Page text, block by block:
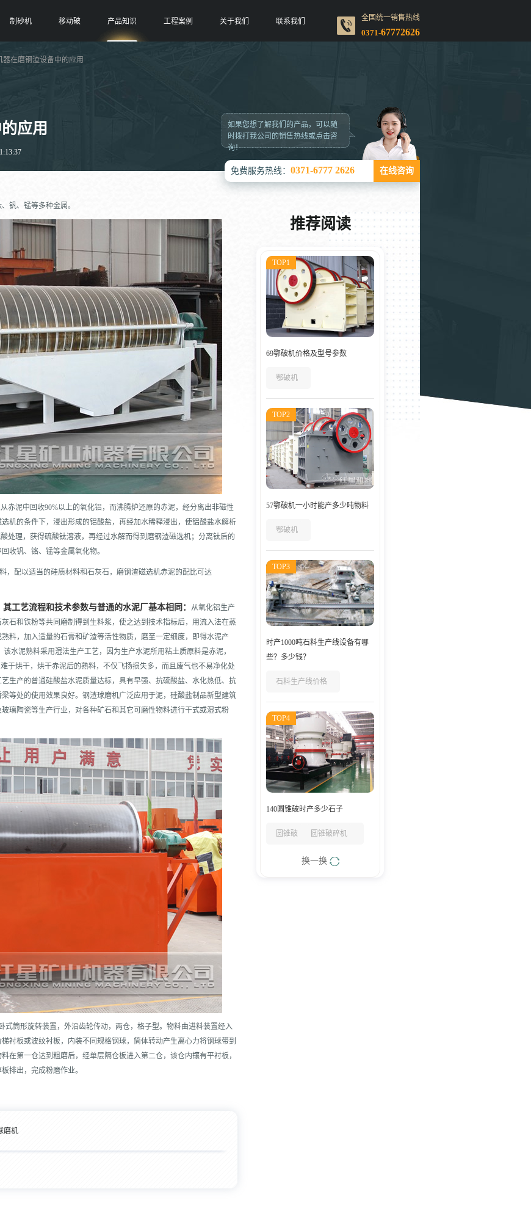
全国统一销售热线
0371-67772626
制砂机 移动破 产品知识 工程案例 关于我们 联系我们
器在磨钢渣设备中的应用
应用
钒、锰等多种金属。
赤泥中回收90%以上的氧化铝，而沸腾炉还原的赤泥，经分离出非磁性
机的条件下，浸出形成的铝酸盐，再经加水稀释浸出，使铝酸盐水解析
处理，获得硫酸钛溶液，再经过水解而得到磨钢渣磁选机；分离钛后的
收钒、铬、锰等金属氧化物。
，配以适当的硅质材料和石灰石，磨钢渣磁选机赤泥的配比可达
工艺流程和技术参数与普通的水泥厂基本相同：
从氧化铝生产
石和铁粉等共同磨制得到生料浆，使之达到技术指标后，用流入法在蒸
料，加入适量的石膏和矿渣等活性物质，磨至一定细度，即得水泥产
水泥熟料采用湿法生产工艺，因为生产水泥所用粘土质原料是赤泥，
于烘干，烘干赤泥后的熟料，不仅飞扬损失多，而且废气也不易净化处
生产的普通硅酸盐水泥质量达标，具有早强、抗硫酸盐、水化热低、抗
等处的使用效果良好。钢渣球磨机广泛应用于泥，硅酸盐制品新型建筑
璃陶瓷等生产行业，对各种矿石和其它可磨性物料进行干式或湿式粉
式筒形旋转装置，外沿齿轮传动，两仓，格子型。物料由进料装置经入
衬板或波纹衬板，内装不同规格钢球，筒体转动产生离心力将钢球带到
在第一仓达到粗磨后，经单层隔仓板进入第二仓，该仓内镶有平衬板，
排出，完成粉磨作业。
磨机
免费服务热线： 0371-6777 2626 在线咨询
如果您想了解我们的产品，可以随
时拨打我公司的销售热线或点击咨
询！
推荐阅读
TOP1
69鄂破机价格及型号参数
鄂破机
TOP2
57鄂破机一小时能产多少吨物料
鄂破机
TOP3
时产1000吨石料生产线设备有哪
些？多少钱？
石料生产线价格
TOP4
140圆锥破时产多少石子
圆锥破 圆锥破碎机
换一换